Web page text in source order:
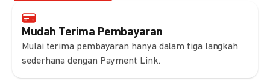
Mudah Terima Pembayaran
Mulai terima pembayaran hanya dalam tiga langkah
sederhana dengan Payment Link.